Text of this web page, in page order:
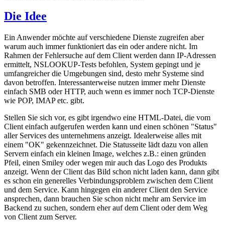
Die Idee
Ein Anwender möchte auf verschiedene Dienste zugreifen aber
warum auch immer funktioniert das ein oder andere nicht. Im
Rahmen der Fehlersuche auf dem Client werden dann IP-Adressen
ermittelt, NSLOOKUP-Tests befohlen, System gepingt und je
umfangreicher die Umgebungen sind, desto mehr Systeme sind
davon betroffen. Interessanterweise nutzen immer mehr Dienste
einfach SMB oder HTTP, auch wenn es immer noch TCP-Dienste
wie POP, IMAP etc. gibt.
Stellen Sie sich vor, es gibt irgendwo eine HTML-Datei, die vom
Client einfach aufgerufen werden kann und einen schönen "Status"
aller Services des unternehmens anzeigt. Idealerweise alles mit
einem "OK" gekennzeichnet. Die Statusseite lädt dazu von allen
Servern einfach ein kleinen Image, welches z.B.: einen gründen
Pfeil, einen Smiley oder wegen mir auch das Logo des Produkts
anzeigt. Wenn der Client das Bild schon nicht laden kann, dann gibt
es schon ein generelles Verbindungsproblem zwischen dem Client
und dem Service. Kann hingegen ein anderer Client den Service
ansprechen, dann brauchen Sie schon nicht mehr am Service im
Backend zu suchen, sondern eher auf dem Client oder dem Weg
von Client zum Server.